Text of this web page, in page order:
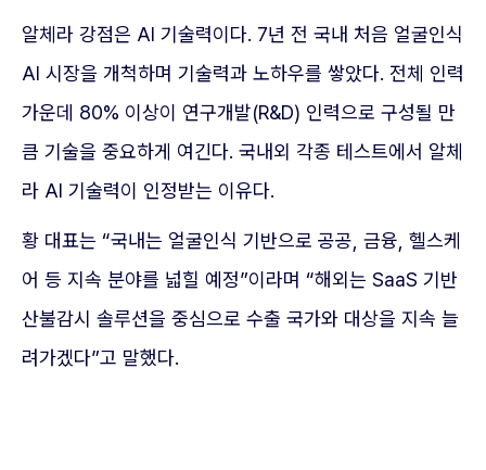
알체라 강점은 AI 기술력이다. 7년 전 국내 처음 얼굴인식
AI 시장을 개척하며 기술력과 노하우를 쌓았다. 전체 인력
가운데 80% 이상이 연구개발(R&D) 인력으로 구성될 만
큼 기술을 중요하게 여긴다. 국내외 각종 테스트에서 알체
라 AI 기술력이 인정받는 이유다.
황 대표는 “국내는 얼굴인식 기반으로 공공, 금융, 헬스케
어 등 지속 분야를 넓힐 예정”이라며 “해외는 SaaS 기반
산불감시 솔루션을 중심으로 수출 국가와 대상을 지속 늘
려가겠다”고 말했다.